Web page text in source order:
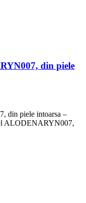
din piele
din piele intoarsa –
ALODENARYN007,